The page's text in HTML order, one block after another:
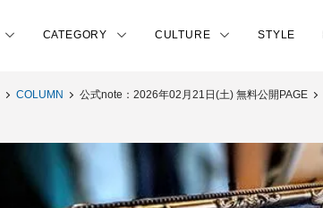
CATEGORY CULTURE STYLE
COLUMN 公式note：2026年02月21日(土) 無料公開PAGE